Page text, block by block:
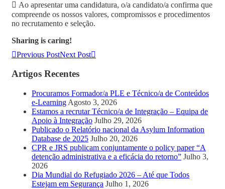
 Ao apresentar uma candidatura, o/a candidato/a confirma que
compreende os nossos valores, compromissos e procedimentos
no recrutamento e seleção.
Sharing is caring!
Previous PostNext Post
Artigos Recentes
Procuramos Formador/a PLE e Técnico/a de Conteúdos
e-Learning Agosto 3, 2026
Estamos a recrutar Técnico/a de Integração – Equipa de
Apoio à Integração Julho 29, 2026
Publicado o Relatório nacional da Asylum Information
Database de 2025 Julho 20, 2026
CPR e JRS publicam conjuntamente o policy paper “A
detenção administrativa e a eficácia do retorno” Julho 3,
2026
Dia Mundial do Refugiado 2026 – Até que Todos
Estejam em Segurança Julho 1, 2026